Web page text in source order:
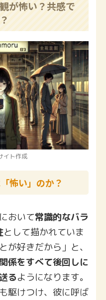
が怖い？共感で
イト作成
怖い」のか？
おいて常識的なバラ
として描かれていま
が好きだから」と、
係をすべて後回しに
るようになります。
駆けつけ、彼に呼ば